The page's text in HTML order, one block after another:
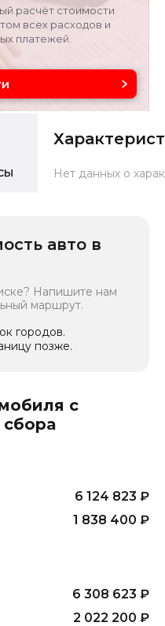
Цвет
расчёт стоимости
всех расходов и
платежей.
Нет данных о
авто в
Напишите нам
маршрут.
городов.
позже.
с
6 124 823 ₽
1 838 400 ₽
6 308 623 ₽
2 022 200 ₽